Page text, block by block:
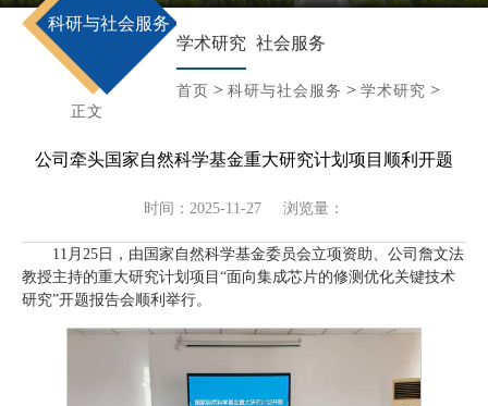
科研与社会服务
学术研究 社会服务
首页 > 科研与社会服务 > 学术研究 >
正文
公司牵头国家自然科学基金重大研究计划项目顺利开题
时间：2025-11-27 浏览量：
11月25日，由国家自然科学基金委员会立项资助、公司詹文法
教授主持的重大研究计划项目“面向集成芯片的修测优化关键技术
研究”开题报告会顺利举行。